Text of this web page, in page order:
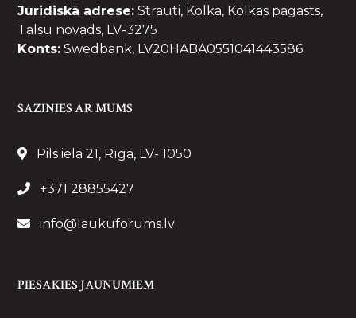
Juridiskā adrese: Strauti, Kolka, Kolkas pagasts,
Talsu novads, LV-3275
Konts: Swedbank, LV20HABA0551041443586
SAZINIES AR MUMS
Pils iela 21, Rīga, LV- 1050
+371 28855427
info@laukuforums.lv
PIESAKIES JAUNUMIEM